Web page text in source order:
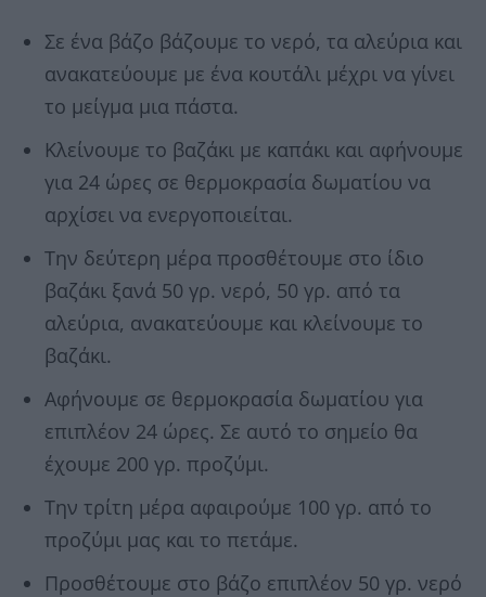
Σε ένα βάζο βάζουμε το νερό, τα αλεύρια και
ανακατεύουμε με ένα κουτάλι μέχρι να γίνει
το μείγμα μια πάστα.
Κλείνουμε το βαζάκι με καπάκι και αφήνουμε
για 24 ώρες σε θερμοκρασία δωματίου να
αρχίσει να ενεργοποιείται.
Την δεύτερη μέρα προσθέτουμε στο ίδιο
βαζάκι ξανά 50 γρ. νερό, 50 γρ. από τα
αλεύρια, ανακατεύουμε και κλείνουμε το
βαζάκι.
Αφήνουμε σε θερμοκρασία δωματίου για
επιπλέον 24 ώρες. Σε αυτό το σημείο θα
έχουμε 200 γρ. προζύμι.
Την τρίτη μέρα αφαιρούμε 100 γρ. από το
προζύμι μας και το πετάμε.
Προσθέτουμε στο βάζο επιπλέον 50 γρ. νερό